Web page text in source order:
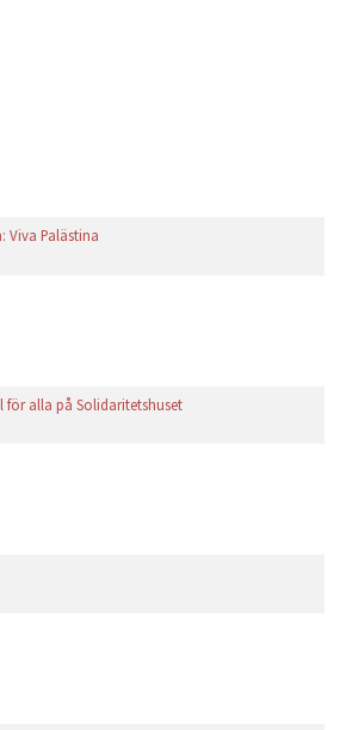
Viva Palästina
för alla på Solidaritetshuset